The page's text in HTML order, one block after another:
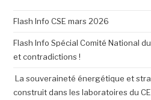
Flash Info CSE mars 2026
Flash Info Spécial Comité National
et contradictions !
La souveraineté énergétique et
construit dans les laboratoires du